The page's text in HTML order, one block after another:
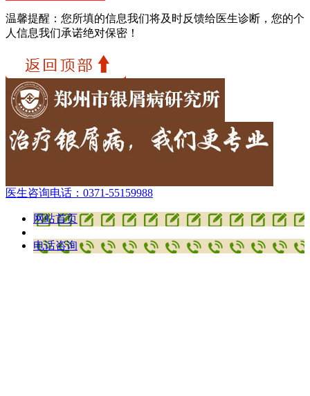
温馨提醒： 您所填的信息我们将及时反馈给医生诊断，您的个
人信息我们承诺绝对保密！
医生咨询电话： 0371-55159988
网站首页
电话咨询